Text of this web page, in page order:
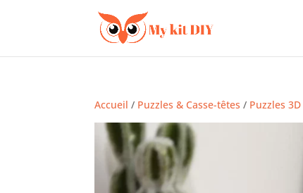
Accueil / Puzzles & Casse-têtes / Puzzles 3D